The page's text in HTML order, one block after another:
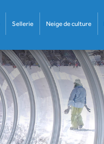
Sellerie Neige de culture